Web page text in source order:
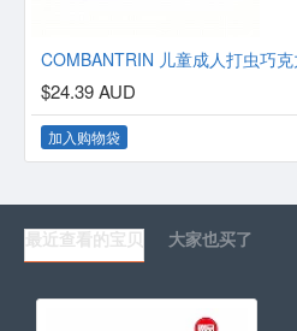
COMBANTRIN 儿童成人打虫巧克
$24.39 AUD
加入购物袋
最近查看的宝贝 大家也买了